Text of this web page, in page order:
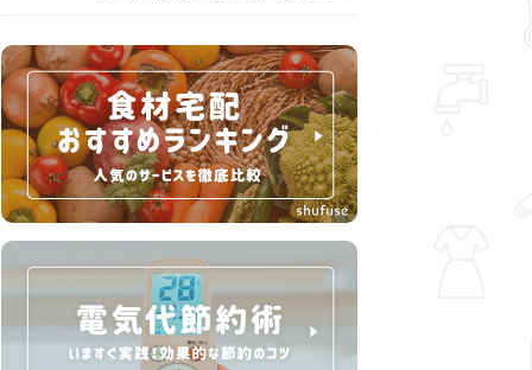
して、正しい食べ方を確認しましょ
う。大人の嗜みとして知っておきた
い新常識を解説します。